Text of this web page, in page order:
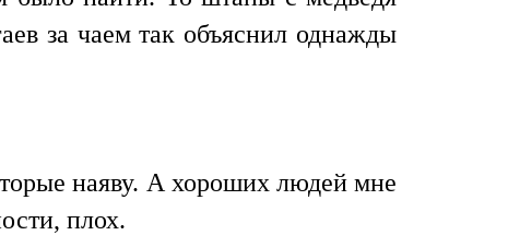
за чаем так объяснил однажды
наяву. А хороших людей мне
плох.